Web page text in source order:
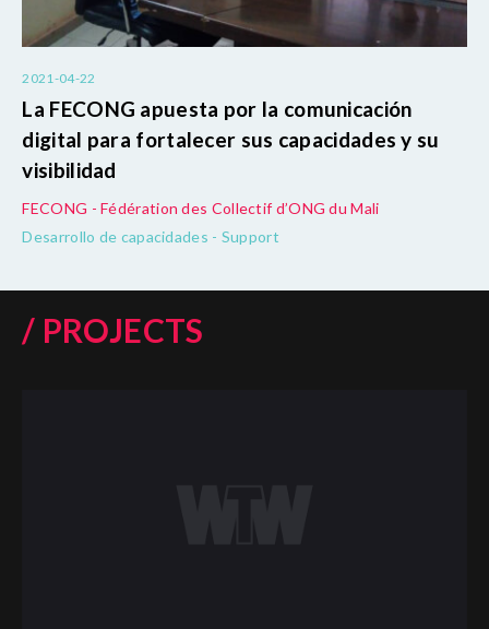
2021-04-22
La FECONG apuesta por la comunicación
digital para fortalecer sus capacidades y su
visibilidad
FECONG - Fédération des Collectif d’ONG du Mali
Desarrollo de capacidades - Support
/ PROJECTS